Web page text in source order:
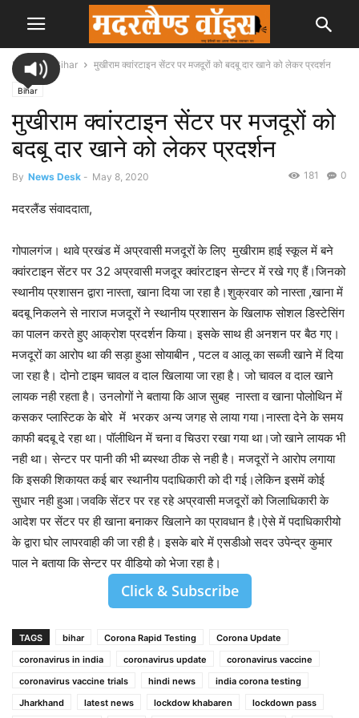
Home Bihar मुखीराम क्वांरटाइन सेंटर पर मजदूरों को बदबू दार खाने को लेकर प्रदर्शन
Bihar
मुखीराम क्वांरटाइन सेंटर पर मजदूरों को
बदबू दार खाने को लेकर प्रदर्शन
By News Desk - May 8, 2020 0
181
मदरलैंड संवाददाता,
गोपालगंज। थावे प्रखंड में अप्रवासी मजदूरों के लिए मुखीराम हाई स्कूल में बने
क्वांरटाइन सेंटर पर 32 अप्रवासी मजदूर क्वांरटाइन सेन्टर में रखे गए हैं।जिनको
स्थानीय प्रशासन द्वारा नास्ता, खाना दिया जा रहा है।शुक्रवार को नास्ता ,खाना में
बदबू निकलने से नाराज मजदूरों ने स्थानीय प्रशासन के खिलाफ सोशल डिस्टेसिंग
का पालन करते हुए आक्रोश प्रदर्शन किया। इसके साथ ही अनशन पर बैठ गए।
मजदूरों का आरोप था की सड़ा हुआ सोयाबीन , पटल व आलू का सब्जी खाने में दिया
जा रहा है। दोनो टाइम चावल व दाल खिलाया जा रहा है। जो चावल व दाल खाने
लायक नही रहता है। उनलोगों ने बताया कि आज सुबह नास्ता व खाना पोलोथिन में
कसकर प्लास्टिक के बोरे में भरकर अन्य जगह से लाया गया।नास्ता देने के समय
काफी बदबू दे रहा था। पॉलीथिन में चना व चिउरा रखा गया था।जो खाने लायक भी
नही था। सेन्टर पर पानी की भी ब्यस्था ठीक से नही है। मजदूरों ने आरोप लगाया
कि इसकी शिकायत कई बार स्थानीय पदाधिकारी को दी गई।लेकिन इसमें कोई
सुधार नही हुआ।जवकि सेंटर पर रह रहे अप्रवासी मजदूरों को जिलाधिकारी के
आदेश पर सेंटर पर ही खाना बनाकर खिलाने का प्रावधान है।ऐसे में पदाधिकारीयो
के द्वारा घोर लापरवाही की जा रही है। इसके बारे में एसडीओ सदर उपेन्द्र कुमार
पाल ने बताया कि सेन्टर पर वीडियो को भेजा रहा है।
Click & Subscribe
TAGS bihar Corona Rapid Testing
Corona Update
coronavirus in india
coronavirus update
coronavirus vaccine
coronavirus vaccine trials
hindi news
india corona testing
Jharkhand
latest news lockdow khabaren
lockdown pass